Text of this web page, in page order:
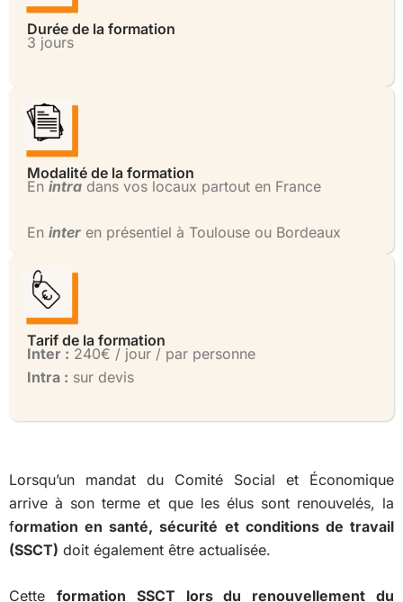
Durée de la formation
3 jours
Modalité de la formation
En intra dans vos locaux partout en France
En inter en présentiel à Toulouse ou Bordeaux
Tarif de la formation
Inter : 240€ / jour / par personne
Intra : sur devis
Lorsqu’un mandat du Comité Social et Économique
arrive à son terme et que les élus sont renouvelés, la
formation en santé, sécurité et conditions de travail
(SSCT) doit également être actualisée.
Cette formation SSCT lors du renouvellement du